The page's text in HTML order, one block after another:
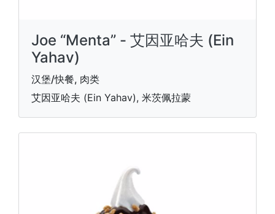
Joe “Menta” - 艾因亚哈夫 (Ein
Yahav)
汉堡/快餐, 肉类
艾因亚哈夫 (Ein Yahav), 米茨佩拉蒙